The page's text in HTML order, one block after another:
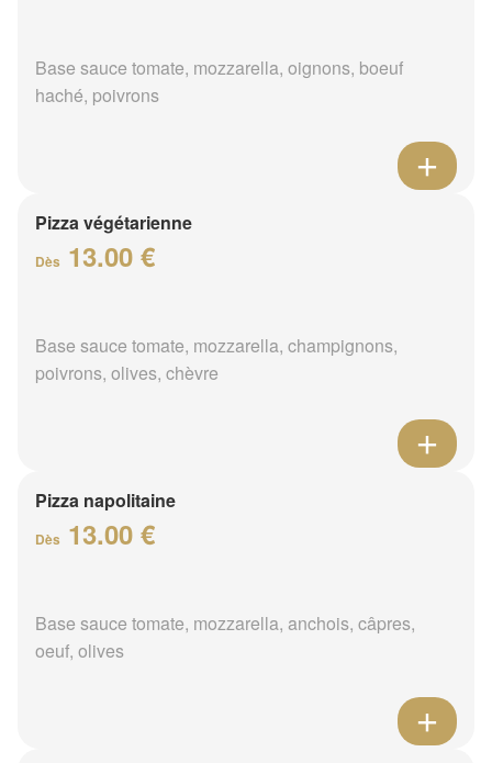
Base sauce tomate, mozzarella, oignons, boeuf
haché, poivrons
Pizza végétarienne
Dès 13.00 €
Base sauce tomate, mozzarella, champignons,
poivrons, olives, chèvre
Pizza napolitaine
Dès 13.00 €
Base sauce tomate, mozzarella, anchois, câpres,
oeuf, olives